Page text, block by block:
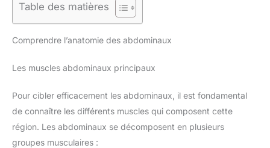
Table des matières
Comprendre l’anatomie des abdominaux
Les muscles abdominaux principaux
Pour cibler efficacement les abdominaux, il est fondamental
de connaître les différents muscles qui composent cette
région. Les abdominaux se décomposent en plusieurs
groupes musculaires :